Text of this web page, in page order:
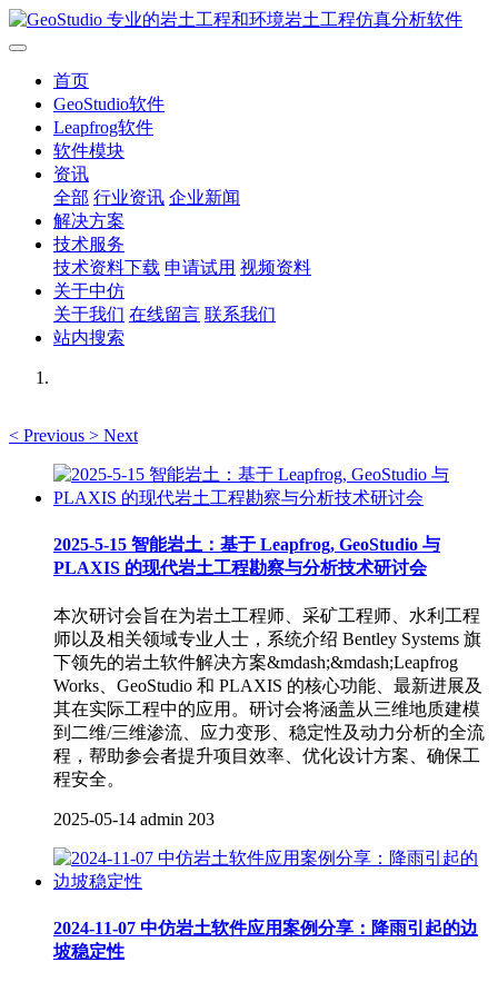
首页
GeoStudio软件
Leapfrog软件
软件模块
资讯
全部 行业资讯 企业新闻
解决方案
技术服务
技术资料下载 申请试用 视频资料
关于中仿
关于我们 在线留言 联系我们
站内搜索
< Previous > Next
2025-5-15 智能岩土：基于 Leapfrog, GeoStudio 与
PLAXIS 的现代岩土工程勘察与分析技术研讨会
本次研讨会旨在为岩土工程师、采矿工程师、水利工程
师以及相关领域专业人士，系统介绍 Bentley Systems 旗
下领先的岩土软件解决方案&mdash;&mdash;Leapfrog
Works、GeoStudio 和 PLAXIS 的核心功能、最新进展及
其在实际工程中的应用。研讨会将涵盖从三维地质建模
到二维/三维渗流、应力变形、稳定性及动力分析的全流
程，帮助参会者提升项目效率、优化设计方案、确保工
程安全。
2025-05-14 admin 203
2024-11-07 中仿岩土软件应用案例分享：降雨引起的边
坡稳定性